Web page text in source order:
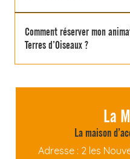
Comment réserver mon
Terres d’Oiseaux ?
La
La maison
Adresse : 2 les